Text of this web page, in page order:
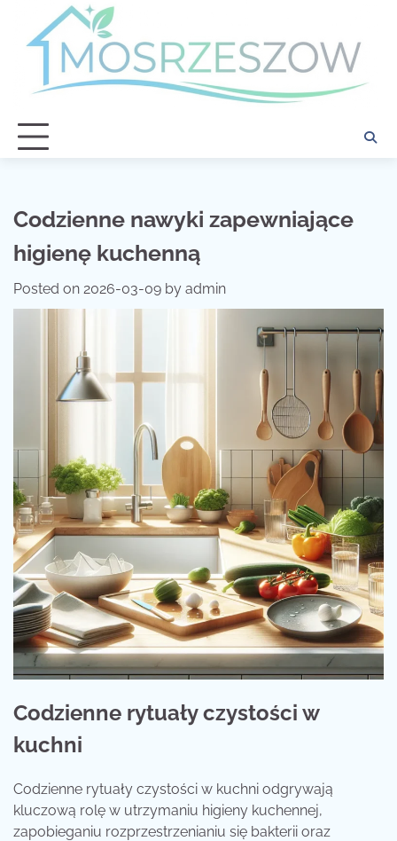
content
Codzienne nawyki zapewniające
higienę kuchenną
Posted on 2026-03-09 by admin
Codzienne rytuały czystości w
kuchni
Codzienne rytuały czystości w kuchni odgrywają
kluczową rolę w utrzymaniu higieny kuchennej,
zapobieganiu rozprzestrzenianiu się bakterii oraz